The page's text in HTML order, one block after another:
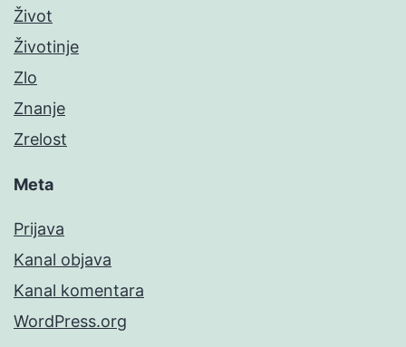
Život
Životinje
Zlo
Znanje
Zrelost
Meta
Prijava
Kanal objava
Kanal komentara
WordPress.org